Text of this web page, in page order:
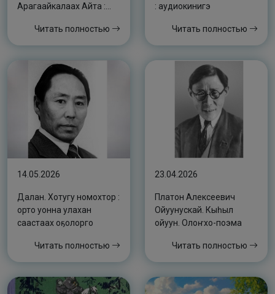
Арагаайкалаах Айта :
Читать полностью
: аудиокинигэ
Читать полностью
14.05.2026
Далан. Хотугу номохтор :
орто уонна улахан
саастаах оҕолорго
Читать полностью
23.04.2026
Платон Алексеевич
Ойуунускай. Кыһыл
ойуун. Олоҥхо-поэма
Читать полностью